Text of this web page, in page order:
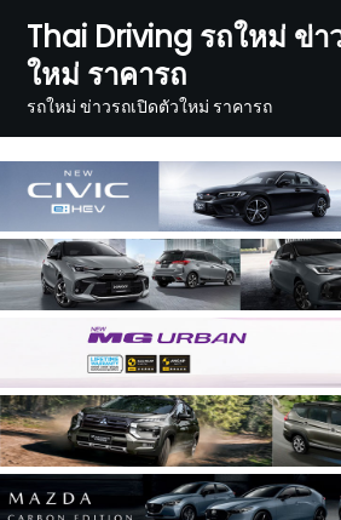
content
Thai Driving รถใหม่ ข่า
ใหม่ ราคารถ
รถใหม่ ข่าวรถเปิดตัวใหม่ ราคารถ